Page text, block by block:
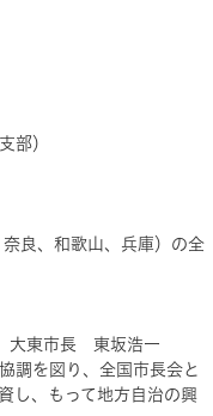
部）
良、和歌山、兵庫）の全
東市長 東坂浩一
調を図り、全国市長会と
し、もって地方自治の興